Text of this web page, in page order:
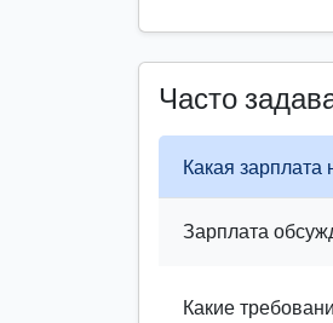
Часто
Какая зарплата
Зарплата
Какие